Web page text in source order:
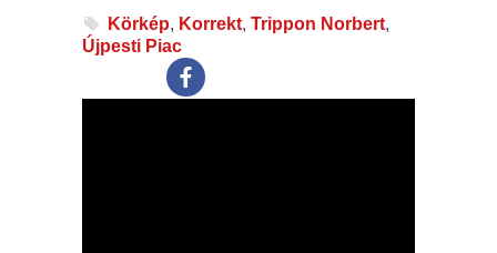
Körkép, Korrekt, Trippon Norbert,
Újpesti Piac